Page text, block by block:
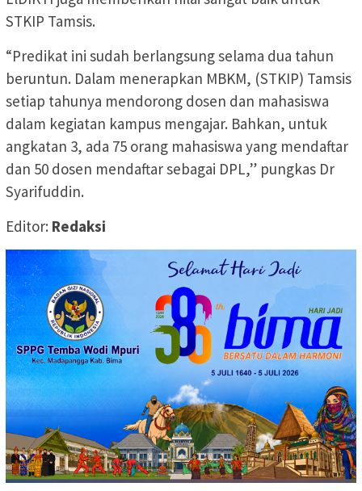
STKIP Tamsis.
“Predikat ini sudah berlangsung selama dua tahun
beruntun. Dalam menerapkan MBKM, (STKIP) Tamsis
setiap tahunya mendorong dosen dan mahasiswa
dalam kegiatan kampus mengajar. Bahkan, untuk
angkatan 3, ada 75 orang mahasiswa yang mendaftar
dan 50 dosen mendaftar sebagai DPL,” pungkas Dr
Syarifuddin.
Editor: Redaksi